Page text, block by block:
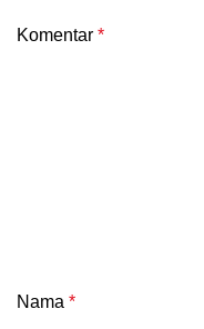
Komentar *
Nama *